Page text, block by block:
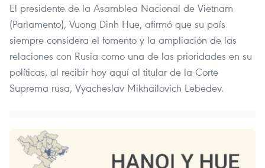
El presidente de la Asamblea Nacional de Vietnam
(Parlamento), Vuong Dinh Hue, afirmó que su país
siempre considera el fomento y la ampliación de las
relaciones con Rusia como una de las prioridades en su
políticas, al recibir hoy aquí al titular de la Corte
Suprema rusa, Vyacheslav Mikhailovich Lebedev.